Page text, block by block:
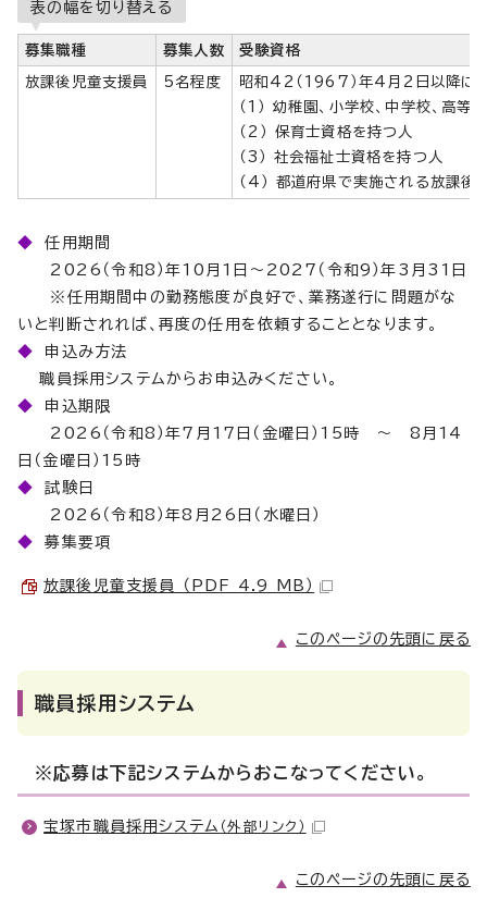
表の幅を切り替える
募集職種 募集人数 受験資格
放課後児童支援員 5名程度
昭和42（1967）年4月2日以降に
（1） 幼稚園、小学校、中学校、高
（2） 保育士資格を持つ人
（3） 社会福祉士資格を持つ人
（4） 都道府県で実施される放課
◆ 任用期間
2026（令和8）年10月1日～2027（令和9）年3月31日
※任用期間中の勤務態度が良好で、業務遂行に問題がな
いと判断されれば、再度の任用を依頼することとなります。
◆ 申込み方法
職員採用システムからお申込みください。
◆ 申込期限
2026（令和8）年7月17日（金曜日）15時 ～ 8月14
日（金曜日）15時
◆ 試験日
2026（令和8）年8月26日（水曜日）
◆ 募集要項
放課後児童支援員 （PDF 4.9 MB）
このページの先頭に戻る
職員採用システム
※応募は下記システムからおこなってください。
宝塚市職員採用システム （外部リンク）
このページの先頭に戻る